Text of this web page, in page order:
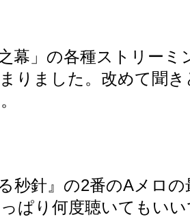
」の各種ストリーミ
りました。改めて聞
秒針』の2番のAメロ
ぱり何度聴いてもい